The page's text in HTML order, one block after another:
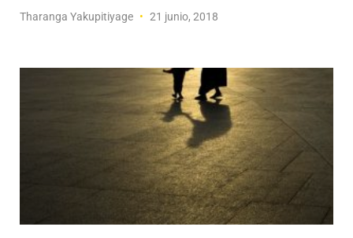
Tharanga Yakupitiyage 21 junio, 2018